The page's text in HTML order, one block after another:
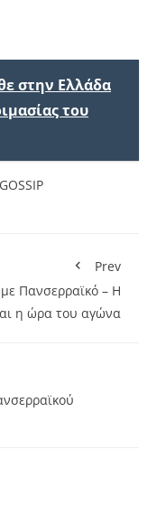
στην Ελλάδα
του
Prev
Πανσερραϊκό – Η
η ώρα του αγώνα